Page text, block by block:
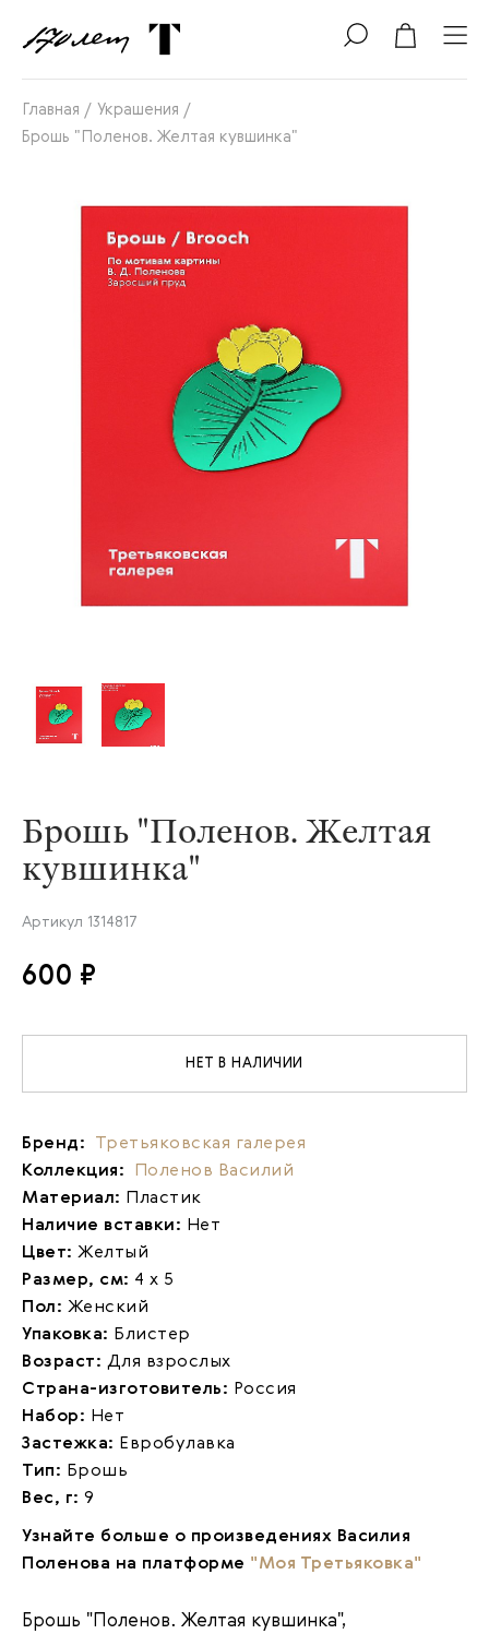
Главная / Украшения /
Брошь "Поленов. Желтая кувшинка"
Брошь "Поленов. Желтая
кувшинка"
Артикул 1314817
600 ₽
НЕТ В НАЛИЧИИ
Бренд: Третьяковская галерея
Коллекция: Поленов Василий
Материал: Пластик
Наличие вставки: Нет
Цвет: Желтый
Размер, см: 4 х 5
Пол: Женский
Упаковка: Блистер
Возраст: Для взрослых
Страна-изготовитель: Россия
Набор: Нет
Застежка: Евробулавка
Тип: Брошь
Вес, г: 9
Узнайте больше о произведениях Василия
Поленова на платформе "Моя Третьяковка"
Брошь "Поленов. Желтая кувшинка",